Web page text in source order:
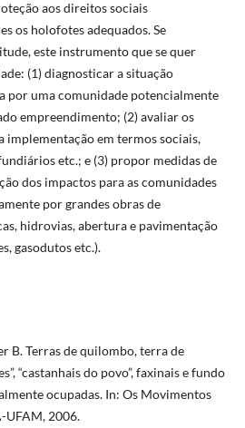
aos direitos sociais
os holofotes adequados. Se
este instrumento que se quer
(1) diagnosticar a situação
por uma comunidade potencialmente
empreendimento; (2) avaliar os
implementação em termos sociais,
etc.; e (3) propor medidas de
dos impactos para as comunidades
por grandes obras de
hidrovias, abertura e pavimentação
gasodutos etc.).
B. Terras de quilombo, terra de
“castanhais do povo”, faxinais e fundo
ocupadas. In: Os Movimentos
UFAM, 2006.